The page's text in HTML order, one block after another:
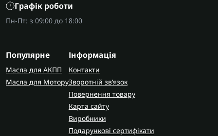
Графік роботи
Пн-Пт: з 09:00 до 18:00
Популярне
Масла для АКПП
Масла для Мотору
Інформація
Контакти
Зворотній зв’язок
Повернення товару
Карта сайту
Виробники
Подарункові сертифікати